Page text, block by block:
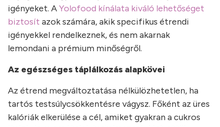
igényeket. AYolofood kínálata kiváló lehetőséget
biztosít azok számára, akik specifikus étrendi
igényekkel rendelkeznek, és nem akarnak
lemondani a prémium minőségről.
Az egészséges táplálkozás alapkövei
Az étrend megváltoztatása nélkülözhetetlen, ha
tartós testsúlycsökkentésre vágysz. Főként az üres
kalóriák elkerülése a cél, amiket gyakran a cukros